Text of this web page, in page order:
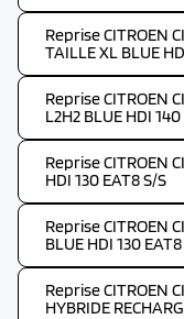
Reprise CITROEN
TAILLE XL BLUE
Reprise CITROEN
L2H2 BLUE HDI
Reprise CITROEN
HDI 130 EAT8 S/S
Reprise CITROEN
BLUE HDI 130
Reprise CITROEN
HYBRIDE